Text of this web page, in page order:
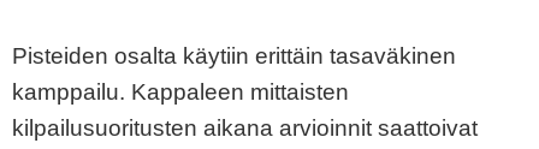
Pisteiden osalta käytiin erittäin tasaväkinen
kamppailu. Kappaleen mittaisten
kilpailusuoritusten aikana arvioinnit saattoivat